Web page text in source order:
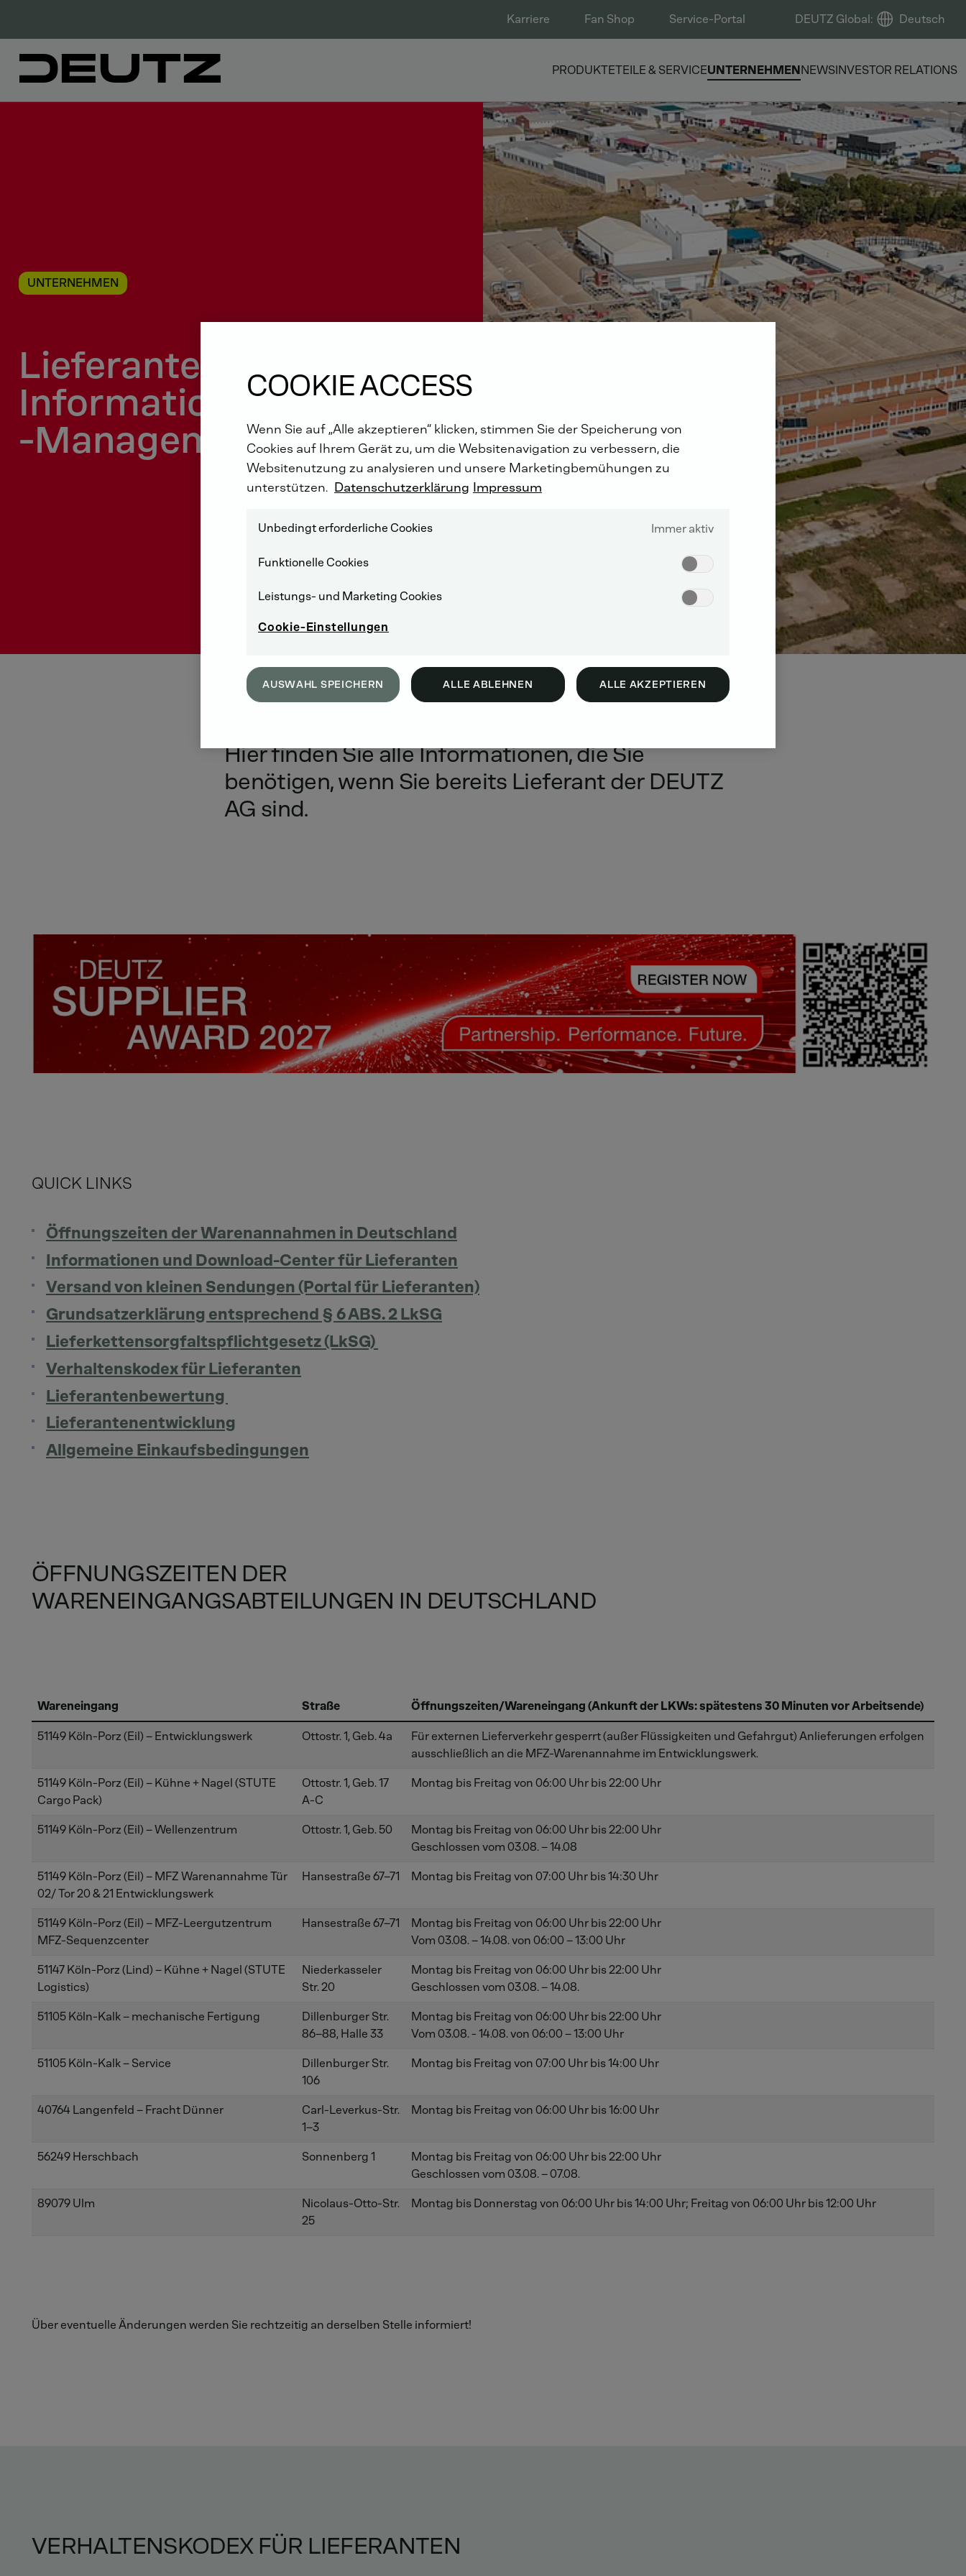
Karriere Fan Shop Service-Portal DEUTZ Global: Deutsch
PRODUKTETEILE & SERVICEUNTERNEHMENNEWSINVESTOR RELATIONS
UNTERNEHMEN
Lieferanten-
Information und
-Management
HierfindenSiealleInformationen,dieSie
benötigen,wenn Sie bereits Lieferant der DEUTZ
AG sind.
QUICK LINKS
Öffnungszeiten der Warenannahmen in Deutschland
Informationen und Download-Center für Lieferanten
Versand von kleinen Sendungen (Portal für Lieferanten)
Grundsatzerklärung entsprechend § 6 ABS. 2 LkSG
Lieferkettensorgfaltspflichtgesetz (LkSG)
Verhaltenskodex für Lieferanten
Lieferantenbewertung
Lieferantenentwicklung
Allgemeine Einkaufsbedingungen
ÖFFNUNGSZEITEN DER
WARENEINGANGSABTEILUNGEN IN DEUTSCHLAND
Wareneingang Straße Öffnungszeiten/Wareneingang (Ankunft der LKWs: spätestens 30 Minuten vor Arbeitsende)
51149 Köln-Porz (Eil) – Entwicklungswerk Ottostr. 1, Geb. 4a
Für externen Lieferverkehr gesperrt (außer Flüssigkeiten und Gefahrgut) Anlieferungen erfolgen
ausschließlich an die MFZ-Warenannahme im Entwicklungswerk.
51149 Köln-Porz (Eil) – Kühne + Nagel (STUTE
Cargo Pack)
Ottostr. 1, Geb. 17
A-C
Montag bis Freitag von 06:00 Uhr bis 22:00 Uhr
51149 Köln-Porz (Eil) – Wellenzentrum Ottostr. 1, Geb. 50
Montag bis Freitag von 06:00 Uhr bis 22:00 Uhr
Geschlossen vom 03.08. – 14.08
51149 Köln-Porz (Eil) – MFZ Warenannahme Tür
02/ Tor 20 & 21 Entwicklungswerk
Hansestraße 67–71 Montag bis Freitag von 07:00 Uhr bis 14:30 Uhr
51149 Köln-Porz (Eil) – MFZ-Leergutzentrum
MFZ-Sequenzcenter
Hansestraße 67–71
Montag bis Freitag von 06:00 Uhr bis 22:00 Uhr
Vom 03.08. – 14.08. von 06:00 – 13:00 Uhr
51147 Köln-Porz (Lind) – Kühne + Nagel (STUTE
Logistics)
Niederkasseler
Str. 20
Montag bis Freitag von 06:00 Uhr bis 22:00 Uhr
Geschlossen vom 03.08. – 14.08.
51105 Köln-Kalk – mechanische Fertigung
Dillenburger Str.
86–88, Halle 33
Montag bis Freitag von 06:00 Uhr bis 22:00 Uhr
Vom 03.08. - 14.08. von 06:00 – 13:00 Uhr
51105 Köln-Kalk – Service
Dillenburger Str.
106
Montag bis Freitag von 07:00 Uhr bis 14:00 Uhr
40764 Langenfeld – Fracht Dünner
Carl-Leverkus-Str.
1–3
Montag bis Freitag von 06:00 Uhr bis 16:00 Uhr
56249 Herschbach Sonnenberg 1
Montag bis Freitag von 06:00 Uhr bis 22:00 Uhr
Geschlossen vom 03.08. – 07.08.
89079 Ulm
Nicolaus-Otto-Str.
25
Montag bis Donnerstag von 06:00 Uhr bis 14:00 Uhr; Freitag von 06:00 Uhr bis 12:00 Uhr
Über eventuelle Änderungen werden Sie rechtzeitig an derselben Stelle informiert!
VERHALTENSKODEX FÜR LIEFERANTEN
COOKIE ACCESS
Wenn Sie auf „Alle akzeptieren“ klicken, stimmen Sie der Speicherung von
Cookies auf Ihrem Gerät zu, um die Websitenavigation zu verbessern, die
Websitenutzung zu analysieren und unsere Marketingbemühungen zu
unterstützen. Datenschutzerklärung Impressum
Unbedingt erforderliche Cookies Immer aktiv
Funktionelle Cookies
Leistungs- und Marketing Cookies
Cookie-Einstellungen
AUSWAHL SPEICHERN ALLE ABLEHNEN ALLE AKZEPTIEREN